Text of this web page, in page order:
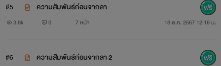
#5 ความสัมพันธ์ก่อนจากลา
3.8k 0 7 หน้า 18 ต.ค. 2567 12:16 น.
#6 ความสัมพันธ์ก่อนจากลา 2